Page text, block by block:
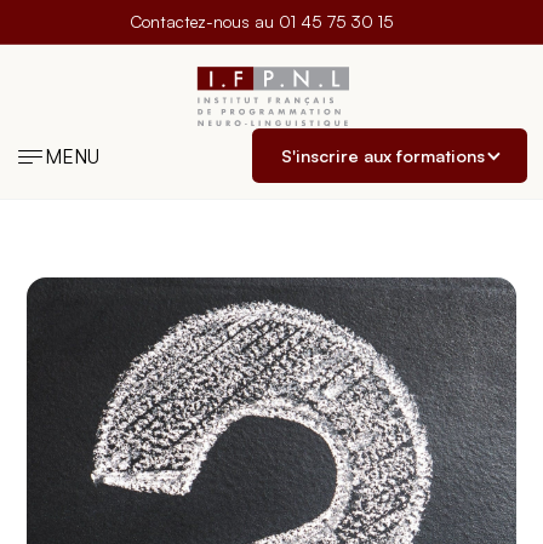
Contactez-nous au 01 45 75 30 15
MENU S'inscrire aux formations